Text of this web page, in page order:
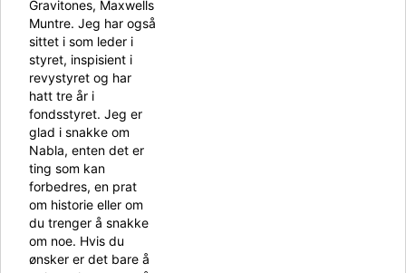
Gravitones, Maxwells
Muntre. Jeg har også
sittet i som leder i
styret, inspisient i
revystyret og har
hatt tre år i
fondsstyret. Jeg er
glad i snakke om
Nabla, enten det er
ting som kan
forbedres, en prat
om historie eller om
du trenger å snakke
om noe. Hvis du
ønsker er det bare å